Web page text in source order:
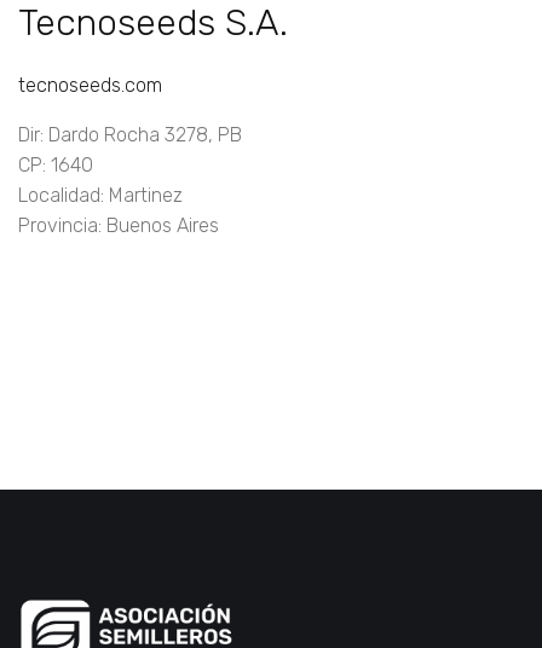
Tecnoseeds S.A.
tecnoseeds.com
Dir: Dardo Rocha 3278, PB
CP: 1640
Localidad: Martinez
Provincia: Buenos Aires